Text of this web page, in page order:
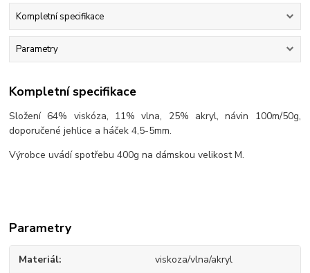
Kompletní specifikace
Parametry
Kompletní specifikace
Složení 64% viskóza, 11% vlna, 25% akryl, návin 100m/50g,
doporučené jehlice a háček 4,5-5mm.
Výrobce uvádí spotřebu 400g na dámskou velikost M.
Parametry
Materiál viskoza/vlna/akryl